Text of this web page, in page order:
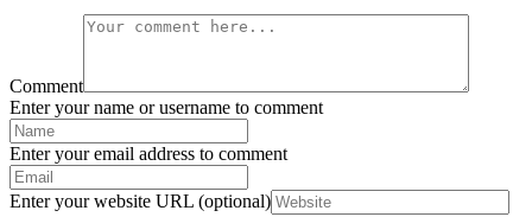
Comment
Enter your name or username to comment
Enter your email address to comment
Enter your website URL (optional)